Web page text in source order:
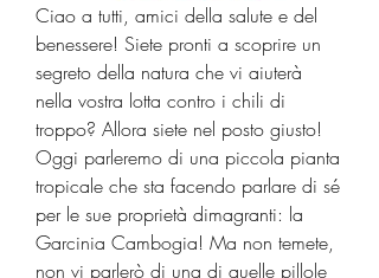
Ciao a tutti, amici della salute e del
benessere! Siete pronti a scoprire un
segreto della natura che vi aiuterà
nella vostra lotta contro i chili di
troppo? Allora siete nel posto giusto!
Oggi parleremo di una piccola pianta
tropicale che sta facendo parlare di sé
per le sue proprietà dimagranti: la
Garcinia Cambogia! Ma non temete,
non vi parlerò di una di quelle pillole